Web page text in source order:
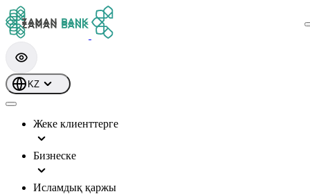
KZ
Жеке клиенттерге
Бизнеске
Исламдық қаржы